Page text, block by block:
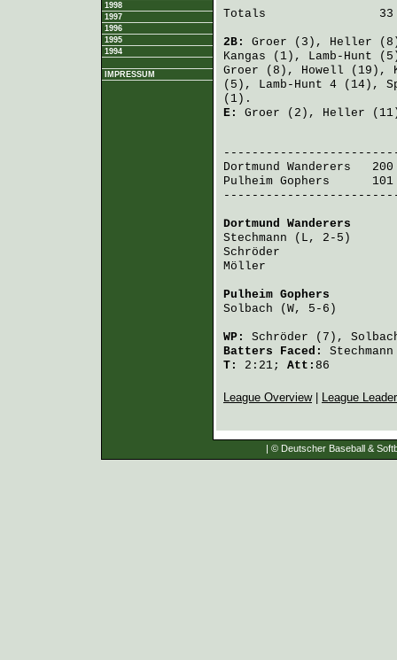
1998
1997
1996
1995
1994
IMPRESSUM
Totals                33
2B: Groer (3), Heller
Kangas (1), Lamb-Hunt
Groer (8), Howell (19),
(5), Lamb-Hunt 4 (14),
(1).
E: Groer (2), Heller
Dortmund Wanderers
Pulheim Gophers
Dortmund Wanderers
Stechmann (L, 2-5)
Schröder
Möller
Pulheim Gophers
Solbach (W, 5-6)
WP: Schröder (7),
Batters Faced: Stechmann
T:
2:21; Att: 86
League Overview| League
| © Deutscher Baseball &